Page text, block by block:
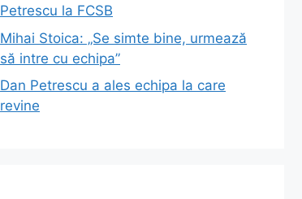
Petrescu la FCSB
Mihai Stoica: „Se simte bine, urmează
să intre cu echipa”
Dan Petrescu a ales echipa la care
revine